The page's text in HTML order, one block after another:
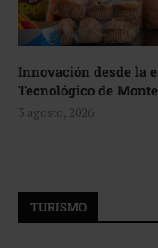
Innovación desde la
Tecnológico de
3 agosto, 2026
TURISMO